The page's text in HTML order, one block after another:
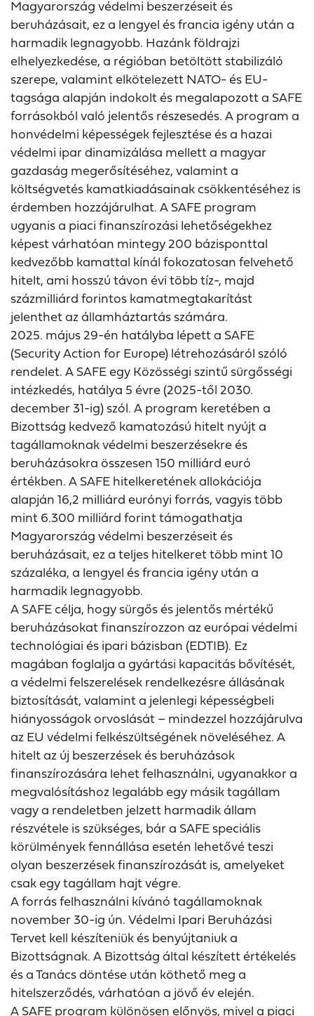
Magyarország védelmi beszerzéseit és
beruházásait, ez a lengyel és francia igény után a
harmadik legnagyobb. Hazánk földrajzi
elhelyezkedése, a régióban betöltött stabilizáló
szerepe, valamint elkötelezett NATO- és EU-
tagsága alapján indokolt és megalapozott a SAFE
forrásokból való jelentős részesedés. A program a
honvédelmi képességek fejlesztése és a hazai
védelmi ipar dinamizálása mellett a magyar
gazdaság megerősítéséhez, valamint a
költségvetés kamatkiadásainak csökkentéséhez is
érdemben hozzájárulhat. A SAFE program
ugyanis a piaci finanszírozási lehetőségekhez
képest várhatóan mintegy 200 bázisponttal
kedvezőbb kamattal kínál fokozatosan felvehető
hitelt, ami hosszú távon évi több tíz-, majd
százmilliárd forintos kamatmegtakarítást
jelenthet az államháztartás számára.
2025. május 29-én hatályba lépett a SAFE
(Security Action for Europe) létrehozásáról szóló
rendelet. A SAFE egy Közösségi szintű sürgősségi
intézkedés, hatálya 5 évre (2025-től 2030.
december 31-ig) szól. A program keretében a
Bizottság kedvező kamatozású hitelt nyújt a
tagállamoknak védelmi beszerzésekre és
beruházásokra összesen 150 milliárd euró
értékben. A SAFE hitelkeretének allokációja
alapján 16,2 milliárd eurónyi forrás, vagyis több
mint 6.300 milliárd forint támogathatja
Magyarország védelmi beszerzéseit és
beruházásait, ez a teljes hitelkeret több mint 10
százaléka, a lengyel és francia igény után a
harmadik legnagyobb.
A SAFE célja, hogy sürgős és jelentős mértékű
beruházásokat finanszírozzon az európai védelmi
technológiai és ipari bázisban (EDTIB). Ez
magában foglalja a gyártási kapacitás bővítését,
a védelmi felszerelések rendelkezésre állásának
biztosítását, valamint a jelenlegi képességbeli
hiányosságok orvoslását – mindezzel hozzájárulva
az EU védelmi felkészültségének növeléséhez. A
hitelt az új beszerzések és beruházások
finanszírozására lehet felhasználni, ugyanakkor a
megvalósításhoz legalább egy másik tagállam
vagy a rendeletben jelzett harmadik állam
részvétele is szükséges, bár a SAFE speciális
körülmények fennállása esetén lehetővé teszi
olyan beszerzések finanszírozását is, amelyeket
csak egy tagállam hajt végre.
A forrás felhasználni kívánó tagállamoknak
november 30-ig ún. Védelmi Ipari Beruházási
Tervet kell készíteniük és benyújtaniuk a
Bizottságnak. A Bizottság által készített értékelés
és a Tanács döntése után köthető meg a
hitelszerződés, várhatóan a jövő év elején.
A SAFE program különösen előnyös, mivel a piaci